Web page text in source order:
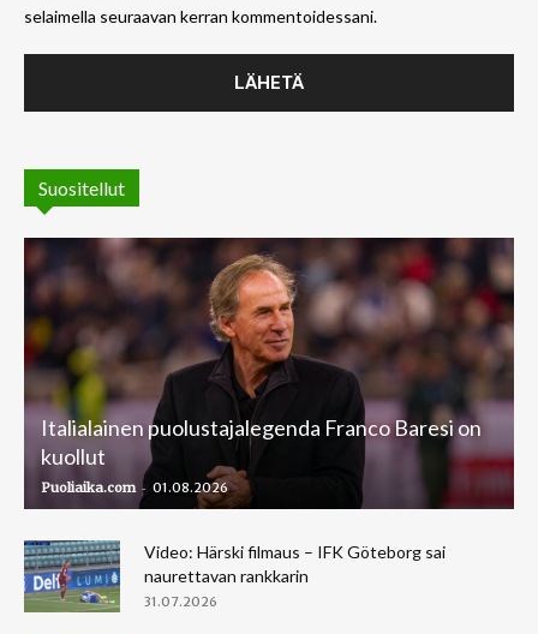
selaimella seuraavan kerran kommentoidessani.
Suositellut
Italialainen puolustajalegenda Franco Baresi on
kuollut
Puoliaika.com - 01.08.2026
Video: Härski filmaus – IFK Göteborg sai
naurettavan rankkarin
31.07.2026